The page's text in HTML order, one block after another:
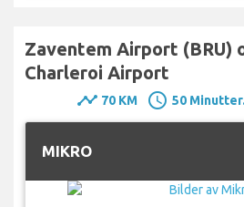
Zaventem Airport (BRU)
Charleroi Airport
timeline 70 KM schedule 50 Minutter.
MIKRO